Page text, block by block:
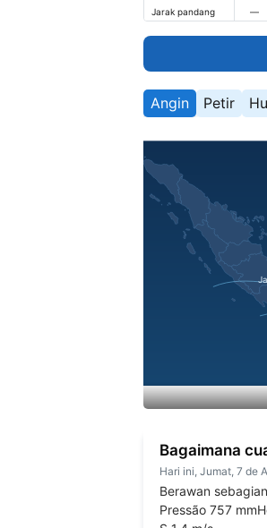
Jarak pandang
—
Angin Petir
Bagaimana
Hari ini, Jumat, 7 de
Berawan
Pressão 757